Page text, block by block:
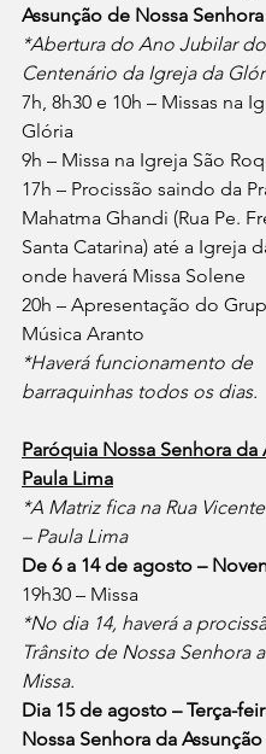
Assunção de Nossa Senhora
*Abertura do Ano Jubilar do
Centenário da Igreja da
7h, 8h30 e 10h – Missas na
Glória
9h – Missa na Igreja São
17h – Procissão saindo da
Mahatma Ghandi (Rua Pe.
Santa Catarina) até a Igreja
onde haverá Missa Solene
20h – Apresentação do
Música Aranto
*Haverá funcionamento de
barraquinhas todos os dias.
Paróquia Nossa Senhora da
Paula Lima
*A Matriz fica na Rua
– Paula Lima
De 6 a 14 de agosto –
19h30 – Missa
*No dia 14, haverá a
Trânsito de Nossa Senhora
Missa.
Dia 15 de agosto – Terça-
Nossa Senhora da Assunção